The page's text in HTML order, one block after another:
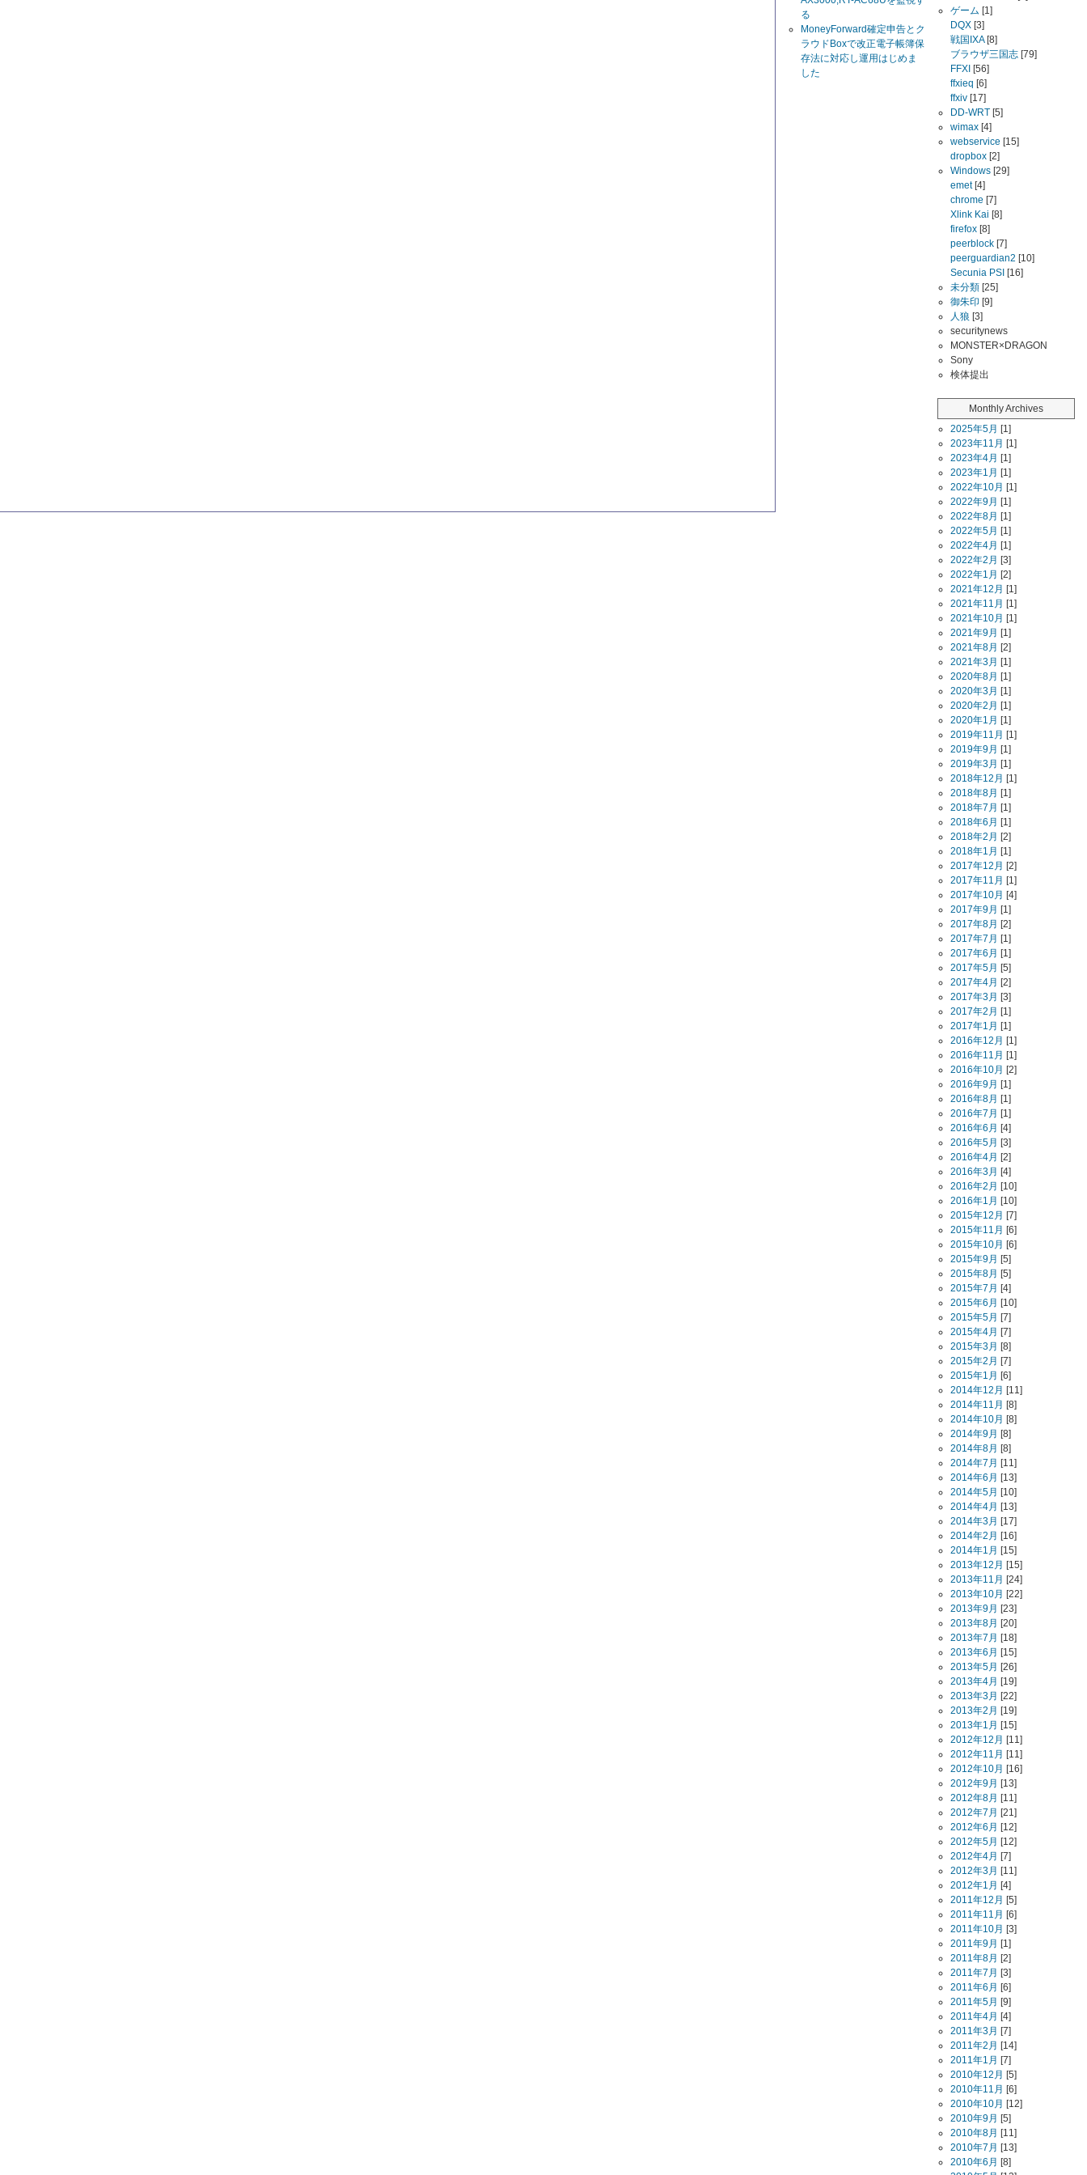
る
MoneyForward確定申告とク
ラウドBoxで改正電子帳簿保
存法に対応し運用はじめま
した
ゲーム [1]
DQX [3]
戦国IXA[8]
ブラウザ三国志 [79]
FFXI [56]
ffxieq [6]
ffxiv [17]
DD-WRT [5]
wimax [4]
webservice [15]
dropbox [2]
Windows [29]
emet[4]
chrome [7]
Xlink Kai [8]
firefox [8]
peerblock [7]
peerguardian2 [10]
Secunia PSI [16]
未分類 [25]
御朱印 [9]
人狼 [3]
securitynews
MONSTER×DRAGON
Sony
検体提出
Monthly Archives
2025年5月 [1]
2023年11月 [1]
2023年4月 [1]
2023年1月 [1]
2022年10月 [1]
2022年9月 [1]
2022年8月 [1]
2022年5月 [1]
2022年4月 [1]
2022年2月 [3]
2022年1月 [2]
2021年12月 [1]
2021年11月 [1]
2021年10月 [1]
2021年9月 [1]
2021年8月 [2]
2021年3月 [1]
2020年8月 [1]
2020年3月 [1]
2020年2月 [1]
2020年1月 [1]
2019年11月 [1]
2019年9月 [1]
2019年3月 [1]
2018年12月 [1]
2018年8月 [1]
2018年7月 [1]
2018年6月 [1]
2018年2月 [2]
2018年1月 [1]
2017年12月 [2]
2017年11月 [1]
2017年10月 [4]
2017年9月 [1]
2017年8月 [2]
2017年7月 [1]
2017年6月 [1]
2017年5月 [5]
2017年4月 [2]
2017年3月 [3]
2017年2月 [1]
2017年1月 [1]
2016年12月 [1]
2016年11月 [1]
2016年10月 [2]
2016年9月 [1]
2016年8月 [1]
2016年7月 [1]
2016年6月 [4]
2016年5月 [3]
2016年4月 [2]
2016年3月 [4]
2016年2月 [10]
2016年1月 [10]
2015年12月 [7]
2015年11月 [6]
2015年10月 [6]
2015年9月 [5]
2015年8月 [5]
2015年7月 [4]
2015年6月 [10]
2015年5月 [7]
2015年4月 [7]
2015年3月 [8]
2015年2月 [7]
2015年1月 [6]
2014年12月 [11]
2014年11月 [8]
2014年10月 [8]
2014年9月 [8]
2014年8月 [8]
2014年7月 [11]
2014年6月 [13]
2014年5月 [10]
2014年4月 [13]
2014年3月 [17]
2014年2月 [16]
2014年1月 [15]
2013年12月 [15]
2013年11月 [24]
2013年10月 [22]
2013年9月 [23]
2013年8月 [20]
2013年7月 [18]
2013年6月 [15]
2013年5月 [26]
2013年4月 [19]
2013年3月 [22]
2013年2月 [19]
2013年1月 [15]
2012年12月 [11]
2012年11月 [11]
2012年10月 [16]
2012年9月 [13]
2012年8月 [11]
2012年7月 [21]
2012年6月 [12]
2012年5月 [12]
2012年4月 [7]
2012年3月 [11]
2012年1月 [4]
2011年12月 [5]
2011年11月 [6]
2011年10月 [3]
2011年9月 [1]
2011年8月 [2]
2011年7月 [3]
2011年6月 [6]
2011年5月 [9]
2011年4月 [4]
2011年3月 [7]
2011年2月 [14]
2011年1月 [7]
2010年12月 [5]
2010年11月 [6]
2010年10月 [12]
2010年9月 [5]
2010年8月 [11]
2010年7月 [13]
2010年6月 [8]